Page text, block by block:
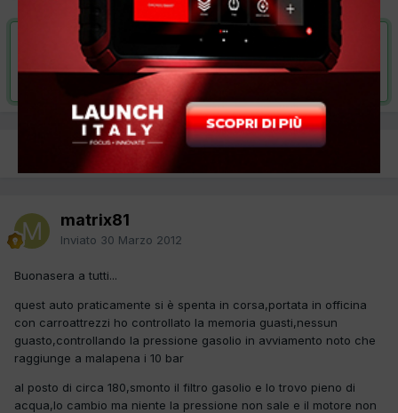
VAI ALLA SOLUZIONE
Risolta da matrix81,
matrix81
Inviato 30 Marzo 2012
Buonasera a tutti...
quest auto praticamente si è spenta in corsa,portata in officina
con carroattrezzi ho controllato la memoria guasti,nessun
guasto,controllando la pressione gasolio in avviamento noto che
raggiunge a malapena i 10 bar
al posto di circa 180,smonto il filtro gasolio e lo trovo pieno di
acqua,lo cambio ma niente la pressione non sale e il motore non